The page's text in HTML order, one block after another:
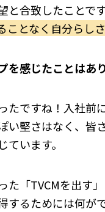
と合致したことで
ことなく自分らし
感じたことはあ
たですね！入社前
い堅さはなく、皆
ています。
た「TVCMを出す
するためには何が